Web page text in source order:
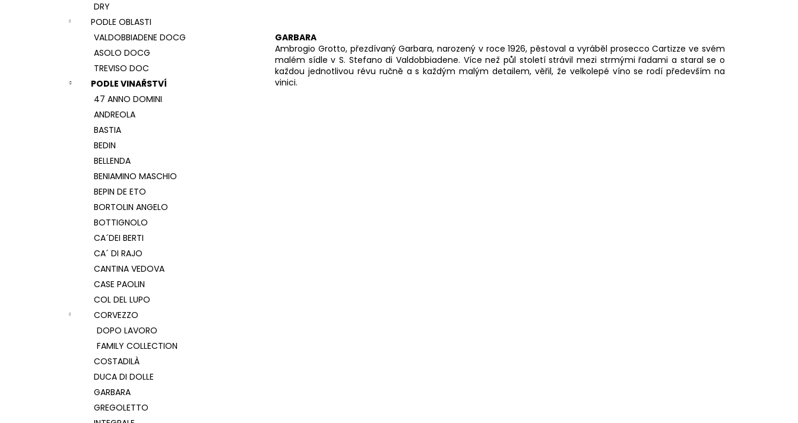
DRY
PODLE OBLASTI
VALDOBBIADENE DOCG
ASOLO DOCG
TREVISO DOC
PODLE VINAŘSTVÍ
47 ANNO DOMINI
ANDREOLA
BASTIA
BEDIN
BELLENDA
BENIAMINO MASCHIO
BEPIN DE ETO
BORTOLIN ANGELO
BOTTIGNOLO
CA´DEI BERTI
CA´ DI RAJO
CANTINA VEDOVA
CASE PAOLIN
COL DEL LUPO
CORVEZZO
DOPO LAVORO
FAMILY COLLECTION
COSTADILÀ
DUCA DI DOLLE
GARBARA
GREGOLETTO
GARBARA
Ambrogio Grotto, přezdívaný Garbara, narozený v roce 1926, pěstoval a vyráběl prosecco Cartizze ve svém
malém sídle v S. Stefano di Valdobbiadene. Více než půl století strávil mezi strmými řadami a staral se o
každou jednotlivou révu ručně a s každým malým detailem, věřil, že velkolepé víno se rodí především na
vinici.